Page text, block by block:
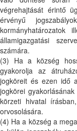
végrehajtását érintő
érvényű
kormányhatározatok
államigazgatási
számára.
(3) Ha a község
gyakorolja az
jogköreit és ezen idő
jogkörei
körzeti hivatal
orvosolására.
(4) Ha a község a